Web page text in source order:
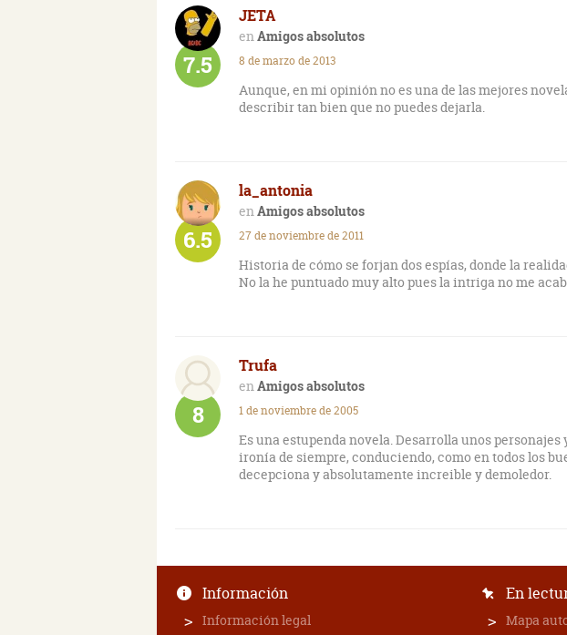
JETA
Amigos absolutos
7.5 8 de marzo de 2013
Aunque, en mi opinión no es una de las mejores
describir tan bien que no puedes dejarla.
la_antonia
Amigos absolutos
6.5 27 de noviembre de 2011
Historia de cómo se forjan dos espías, donde la
No la he puntuado muy alto pues la intriga no me
Trufa
Amigos absolutos
8 1 de noviembre de 2005
Es una estupenda novela. Desarrolla unos
ironía de siempre, conduciendo, como en todos los
decepciona y absolutamente increible y demoledor.
Información
Información legal
En
Mapa